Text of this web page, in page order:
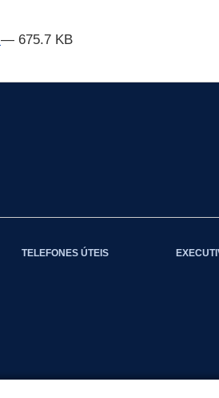
— 675.7 KB
TELEFONES ÚTEIS